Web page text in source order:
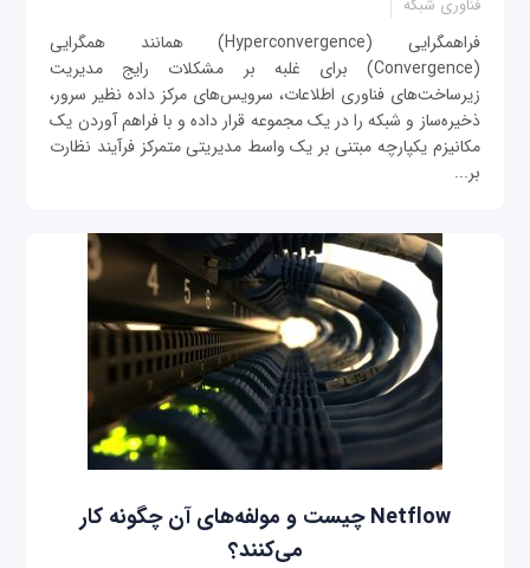
فراهمگرایی (Hyperconvergence) همانند همگرایی
(Convergence) برای غلبه بر مشکلات رایج مدیریت
زیرساخت‌های ‌فناوری‌ اطلاعات، سرویس‌های مرکز داده نظیر سرور،
ذخیره‌ساز و شبکه را در یک مجموعه قرار داده و با فراهم آوردن یک
مکانیزم یکپارچه مبتنی بر یک واسط مدیریتی متمرکز فرآیند نظارت
بر...
Netflow چیست و مولفه‌های آن چگونه کار
می‌کنند؟